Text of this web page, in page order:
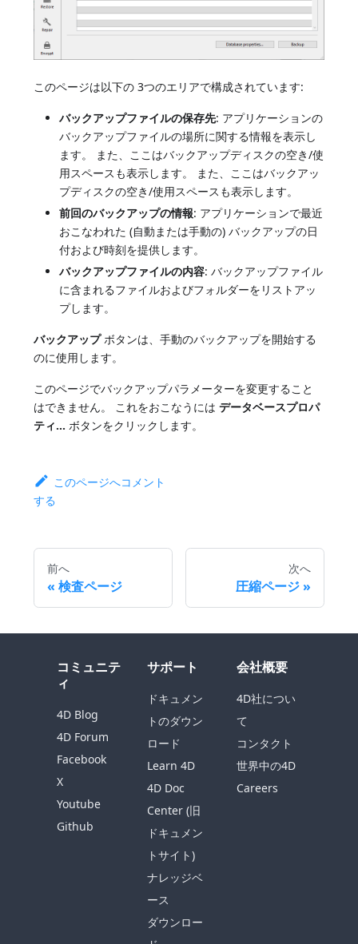
このページは以下の 3つのエリアで構成されています:
バックアップファイルの保存先: アプリケーションの
バックアップファイルの場所に関する情報を表示し
ます。 また、ここはバックアップディスクの空き/使
用スペースも表示します。 また、ここはバックアッ
プディスクの空き/使用スペースも表示します。
前回のバックアップの情報: アプリケーションで最近
おこなわれた (自動または手動の) バックアップの日
付および時刻を提供します。
バックアップファイルの内容: バックアップファイル
に含まれるファイルおよびフォルダーをリストアッ
プします。
バックアップボタンは、手動のバックアップを開始する
のに使用します。
このページでバックアップパラメーターを変更すること
はできません。 これをおこなうにはデータベースプロパ
ティ... ボタンをクリックします。
このページへコメント
する
前へ
検査ページ
次へ
圧縮ページ
コミュニテ
ィ
4D Blog
4D Forum
Facebook
X
Youtube
Github
サポート
ドキュメン
トのダウン
ロード
Learn 4D
4D Doc
Center (旧
ドキュメン
トサイト)
ナレッジベ
ース
ダウンロー
会社概要
4D社につい
て
コンタクト
世界中の4D
Careers